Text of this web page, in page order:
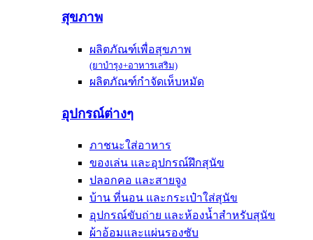
สุขภาพ
ผลิตภัณฑ์เพื่อสุขภาพ
(ยาบำรุง+อาหารเสริม)
ผลิตภัณฑ์กำจัดเห็บหมัด
อุปกรณ์ต่างๆ
ภาชนะใส่อาหาร
ของเล่น และอุปกรณ์ฝึกสุนัข
ปลอกคอ และสายจูง
บ้าน ที่นอน และกระเป๋าใส่สุนัข
อุปกรณ์ขับถ่าย และห้องน้ำสำหรับสุนัข
ผ้าอ้อมและแผ่นรองซับ